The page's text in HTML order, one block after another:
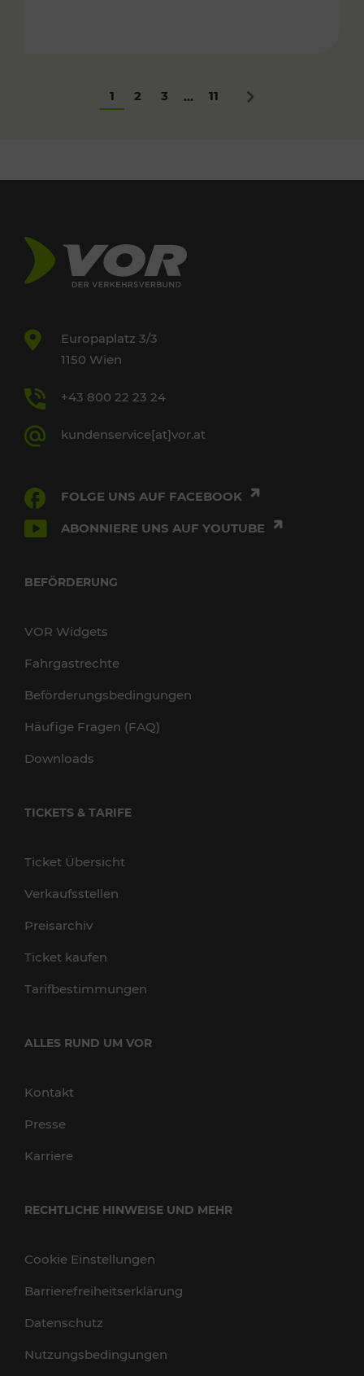
1 2 3 ... 11 Nächstes
Europaplatz 3/3
1150 Wien
+43 800 22 23 24
kundenservice[at]vor.at
FOLGE UNS AUF FACEBOOK
ABONNIERE UNS AUF YOUTUBE
BEFÖRDERUNG
VOR Widgets
Fahrgastrechte
Beförderungsbedingungen
Häufige Fragen (FAQ)
Downloads
TICKETS & TARIFE
Ticket Übersicht
Verkaufsstellen
Preisarchiv
Ticket kaufen
Tarifbestimmungen
ALLES RUND UM VOR
Kontakt
Presse
Karriere
RECHTLICHE HINWEISE UND MEHR
Cookie Einstellungen
Barrierefreiheitserklärung
Datenschutz
Nutzungsbedingungen